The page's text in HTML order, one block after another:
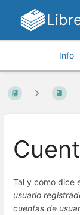
Info
Tal y como dice
usuario
cuentas de